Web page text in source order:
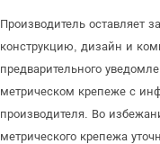
Производитель оставляет
конструкцию, дизайн и
предварительного
метрическом крепеже с
производителя. Во
метрического крепежа